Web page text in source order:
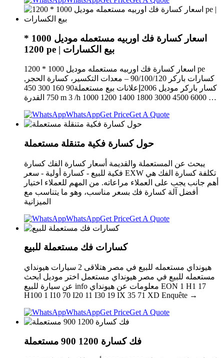
اسعار كسارة فك اوربيه مستعمله موديل 1000 *
1200 pe | بيع الكسارات
اسعار كسارة فك اوربيه مستعمله موديل 1000 * 1200 pe
كسارات باركر 90/100/120 – معدات التكسير، كسارة الحجر,
كسار باركر موديل 2006إعلانات بيع مستعملة90 160 300 450
750 القدرة m 3 /h 1000 1200 1400 1800 3000 4500 6000 …
WhatsAppGet PriceGet A Quote
حول كسارة فكية متنقلة مستعملة
يبحث عن المستعملة والقديمة أسعار كسارة الفك كسارة
فكية للبيع - كسارة أولية - سعر EXW تكلفة كسارة الفك هي
أهم جانب يجب على العملاء مراعاته. من المهم للعملاء اختيار
أفضل آلة كسارة فك بسعر مناسب، وهو ما يتناسب مع
الميزانية
WhatsAppGet PriceGet A Quote
كسارات فك مستعملة للبيع
هيونداي مستعمله للبيع في مصر هتلاقى 2 سيارات هيونداي
مستعمله للبيع في مصر هيونداي مستعمل اختر موديل ابحث
عن سيارة للبيع info معلومات عن هيونداي EON 1 H1 17
H100 1 I10 70 I20 11 I30 19 IX 35 71 XD Enquête →
WhatsAppGet PriceGet A Quote
فك كسارة 1200 900 مستعملة